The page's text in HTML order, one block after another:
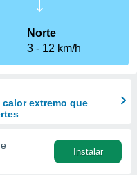
Norte
3
12 km/h
extremo que
Instalar